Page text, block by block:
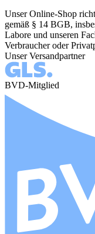
Unser Online-Shop
gemäß § 14 BGB,
Labore und unseren
Verbraucher oder
Unser Versandpartner
BVD-Mitglied